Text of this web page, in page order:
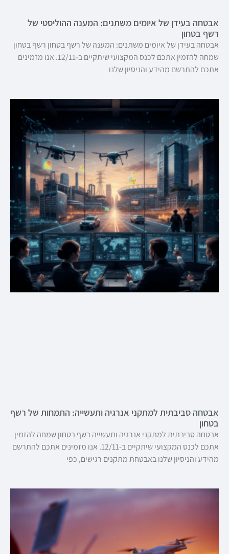
אבטחה בעידן של איומים משתנים: המענה ההוליסטי של
רשף בטחון
אבטחה בעידן של איומים משתנים: המענה של רשף בטחון רשף בטחון
שמחה להזמין אתכם לכנס המקצועי שיתקיים ב-12/11. אנו מזמינים
אתכם להתרשם מהידע והניסיון שלנו
אבטחה סביבתית למתקני אנרגיה ותעשייה: התמחות של רשף
בטחון
אבטחה סביבתית למתקני אנרגיה ותעשייה רשף בטחון שמחה להזמין
אתכם לכנס המקצועי שיתקיים ב-12/11. אנו מזמינים אתכם להתרשם
מהידע והניסיון שלנו באבטחת מתקנים רגישים, כפי